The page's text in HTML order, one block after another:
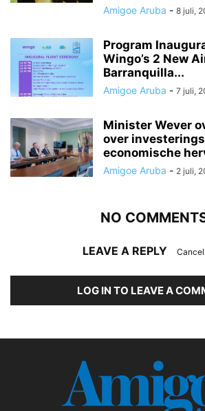
Amigoe Aruba - 8 juli,
Program
Wingo’s 2 New
Barranquilla...
Amigoe Aruba - 7 juli,
Minister Wever
over
economische
Amigoe Aruba - 2 juli,
NO
LEAVE A REPLY
LOG IN TO LEAVE A